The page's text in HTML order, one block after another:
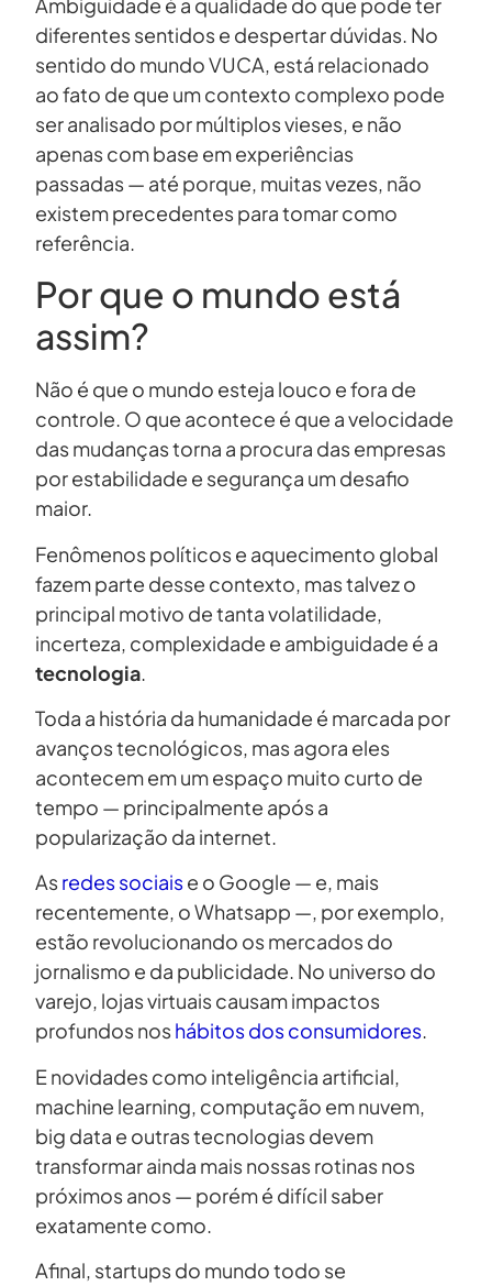
diferentes sentidos e despertar dúvidas. No
sentido do mundo VUCA, está relacionado
ao fato de que um contexto complexo pode
ser analisado por múltiplos vieses, e não
apenas com base em experiências
passadas — até porque, muitas vezes, não
existem precedentes para tomar como
referência.
Por que o mundo está
assim?
Não é que o mundo esteja louco e fora de
controle. O que acontece é que a velocidade
das mudanças torna a procura das empresas
por estabilidade e segurança um desafio
maior.
Fenômenos políticos e aquecimento global
fazem parte desse contexto, mas talvez o
principal motivo de tanta volatilidade,
incerteza, complexidade e ambiguidade é a
tecnologia.
Toda a história da humanidade é marcada por
avanços tecnológicos, mas agora eles
acontecem em um espaço muito curto de
tempo — principalmente após a
popularização da internet.
Asredes sociaise o Google — e, mais
recentemente, o Whatsapp —, por exemplo,
estão revolucionando os mercados do
jornalismo e da publicidade. No universo do
varejo, lojas virtuais causam impactos
profundos noshábitos dos consumidores.
E novidades como inteligência artificial,
machine learning, computação em nuvem,
big data e outras tecnologias devem
transformar ainda mais nossas rotinas nos
próximos anos — porém é difícil saber
exatamente como.
Afinal, startups do mundo todo se